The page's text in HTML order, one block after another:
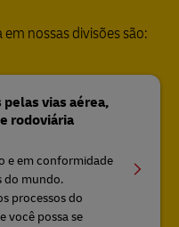
nossas divisões são:
vias aérea,
rodoviária
e em conformidade
do mundo.
processos do
você possa se